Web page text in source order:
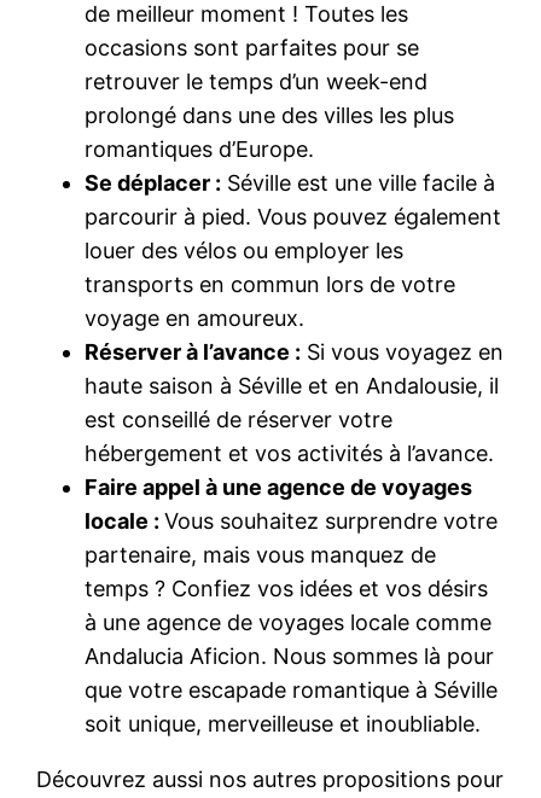
de meilleur moment ! Toutes les
occasions sont parfaites pour se
retrouver le temps d’un week-end
prolongé dans une des villes les plus
romantiques d’Europe.
Se déplacer : Séville est une ville facile à
parcourir à pied. Vous pouvez également
louer des vélos ou employer les
transports en commun lors de votre
voyage en amoureux.
Réserver à l’avance : Si vous voyagez en
haute saison à Séville et en Andalousie, il
est conseillé de réserver votre
hébergement et vos activités à l’avance.
Faire appel à une agence de voyages
locale :Vous souhaitez surprendre votre
partenaire, mais vous manquez de
temps ? Confiez vos idées et vos désirs
à une agence de voyages locale comme
Andalucia Aficion. Nous sommes là pour
que votre escapade romantique à Séville
soit unique, merveilleuse et inoubliable.
Découvrez aussi nos autres propositions pour